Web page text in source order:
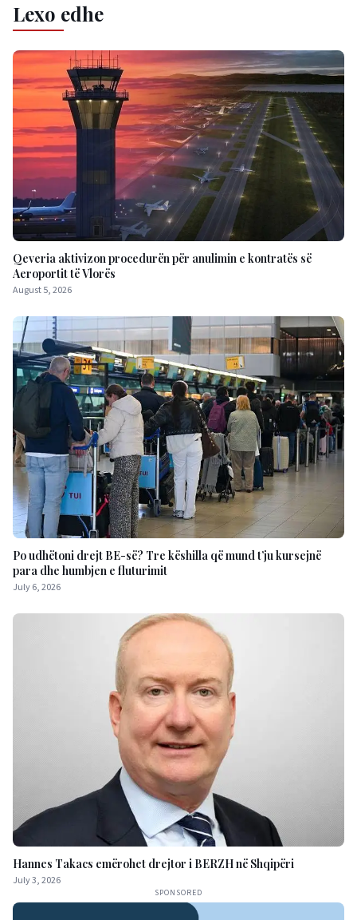
Lexo edhe
Qeveria aktivizon procedurën për anulimin e kontratës së
Aeroportit të Vlorës
August 5, 2026
Po udhëtoni drejt BE-së? Tre këshilla që mund t’ju kursejnë
para dhe humbjen e fluturimit
July 6, 2026
Hannes Takacs emërohet drejtor i BERZH në Shqipëri
July 3, 2026
SPONSORED